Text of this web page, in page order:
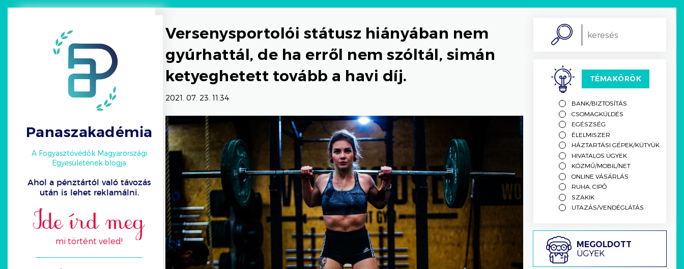
Panaszakadémia
A Fogyasztóvédők Magyarországi
Egyesületének blogja
Ahol a pénztártól való távozás
után is lehet reklamálni.
mi történt veled!
Versenysportolói státusz hiányában nem
gyúrhattál, de ha erről nem szóltál, simán
ketyeghetett tovább a havi díj.
2021. 07. 23. 11:34
Search
TÉMAKÖRÖK
BANK/BIZTOSÍTÁS
CSOMAGKÜLDÉS
EGÉSZSÉG
ÉLELMISZER
HÁZTARTÁSI GÉPEK/KÜTYÜK
HIVATALOS ÜGYEK
KÖZMŰ/MOBIL/NET
ONLINE VÁSÁRLÁS
RUHA, CIPŐ
SZAKIK
UTAZÁS/VENDÉGLÁTÁS
Megoldott
ügyek
MEGOLDOTT
ÜGYEK